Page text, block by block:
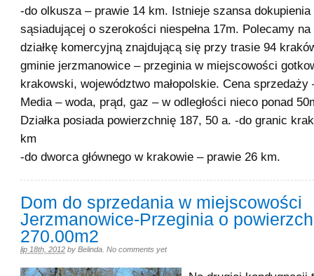
-do olkusza – prawie 14 km. Istnieje szansa dokupienia
sąsiadującej o szerokości niespełna 17m. Polecamy
działkę komercyjną znajdującą się przy trasie 94
gminie jerzmanowice – przeginia w miejscowości
krakowski, województwo małopolskie. Cena sprzedaży
Media – woda, prąd, gaz – w odległości nieco ponad
Działka posiada powierzchnię 187, 50 a. -do granic
-do dworca głównego w krakowie – prawie 26 km.
Dom do sprzedania w miejscowości
Jerzmanowice-Przeginia o
270.00m2
lip 18th, 2012 by Belinda No comments yet